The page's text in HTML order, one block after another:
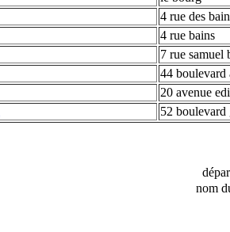
4 rue des
4 rue bains
7 rue samuel
44 boulevard
20 avenue
52 boulevard
nom